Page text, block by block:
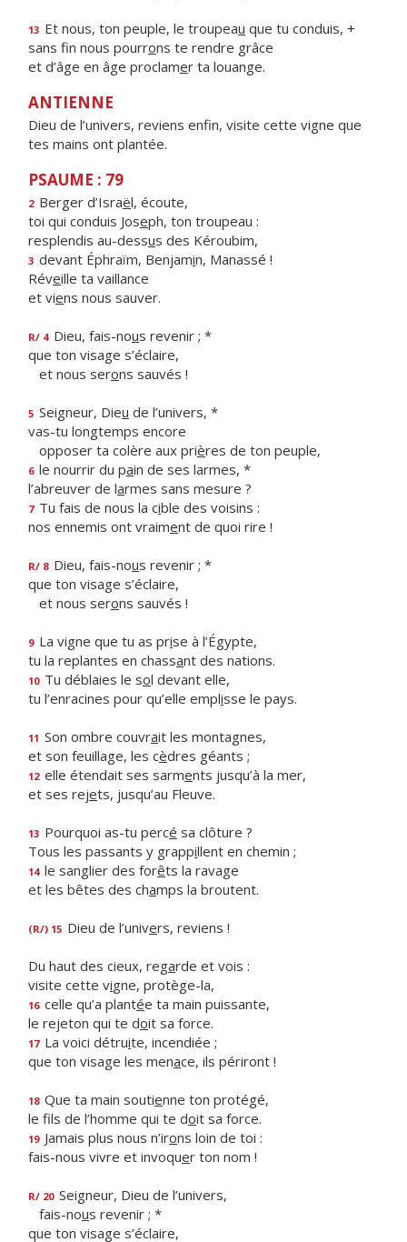
13 Et nous, ton peuple, le troupeau que tu conduis, +
sans fin nous pourrons te rendre grâce
et d’âge en âge proclamer ta louange.
ANTIENNE
Dieu de l’univers, reviens enfin, visite cette vigne que
tes mains ont plantée.
PSAUME : 79
2 Berger d’Israël, écoute,
toi qui conduis Joseph, ton troupeau :
resplendis au-dessus des Kéroubim,
3 devant Éphraïm, Benjamin, Manassé !
Réveille ta vaillance
et viens nous sauver.
R/ 4 Dieu, fais-nous revenir ; *
que ton visage s’éclaire,
et nous serons sauvés !
5 Seigneur, Dieu de l’univers, *
vas-tu longtemps encore
opposer ta colère aux prières de ton peuple,
6 le nourrir du pain de ses larmes, *
l’abreuver de larmes sans mesure ?
7 Tu fais de nous la cible des voisins :
nos ennemis ont vraiment de quoi rire !
R/ 8 Dieu, fais-nous revenir ; *
que ton visage s’éclaire,
et nous serons sauvés !
9 La vigne que tu as prise à l’Égypte,
tu la replantes en chassant des nations.
10 Tu déblaies le sol devant elle,
tu l’enracines pour qu’elle emplisse le pays.
11 Son ombre couvrait les montagnes,
et son feuillage, les cèdres géants ;
12 elle étendait ses sarments jusqu’à la mer,
et ses rejets, jusqu’au Fleuve.
13 Pourquoi as-tu percé sa clôture ?
Tous les passants y grappillent en chemin ;
14 le sanglier des forêts la ravage
et les bêtes des champs la broutent.
(R/) 15 Dieu de l’univers, reviens !
Du haut des cieux, regarde et vois :
visite cette vigne, protège-la,
16 celle qu’a plantée ta main puissante,
le rejeton qui te doit sa force.
17 La voici détruite, incendiée ;
que ton visage les menace, ils périront !
18 Que ta main soutienne ton protégé,
le fils de l’homme qui te doit sa force.
19 Jamais plus nous n’irons loin de toi :
fais-nous vivre et invoquer ton nom !
R/ 20 Seigneur, Dieu de l’univers,
fais-nous revenir ; *
que ton visage s’éclaire,